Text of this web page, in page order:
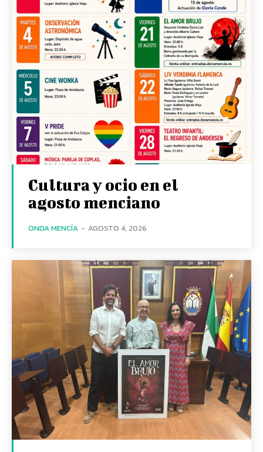
Cultura y ocio en el
agosto menciano
ONDA MENCÍA - AGOSTO 4, 2026